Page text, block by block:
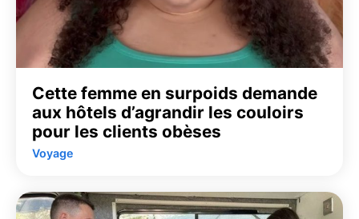
Cette femme en surpoids demande
aux hôtels d’agrandir les couloirs
pour les clients obèses
Voyage